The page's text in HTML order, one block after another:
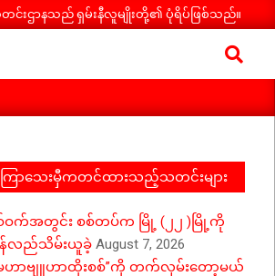
င်းဌာနသည် ရှမ်းနီလူမျိုးတို့၏ ပုံရိပ်ဖြစ်သည်။
Search
ြာသေးမှီကတင်ထားသည့်သတင်းများ
ဝက်အတွင်း စစ်တပ်က မြို့ (၂၂ )မြို့ကို
န်လည်သိမ်းယူခဲ့ August 7, 2026
ဟာဗျူဟာထိုးစစ်”ကို တက်လှမ်းတော့မယ်